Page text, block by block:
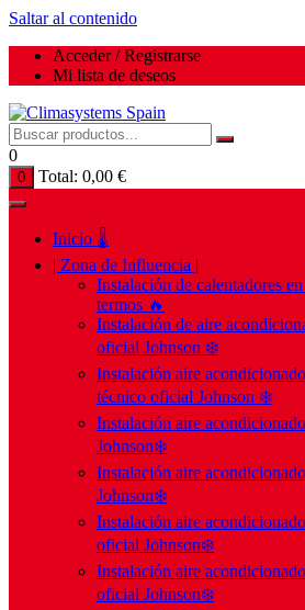
Saltar al contenido
Acceder / Registrarse
Mi lista de deseos
0
0 Total: 0,00 €
Inicio 🌡️
| Zona de Influencia |
Instalación de calentadores
termos 🔥
Instalación de aire
oficial Johnson ❄️
Instalación aire
técnico oficial Johnson ❄️
Instalación aire
Johnson❄️
Instalación aire
Johnson❄️
Instalación aire
oficial Johnson❄️
Instalación aire
oficial Johnson❄️